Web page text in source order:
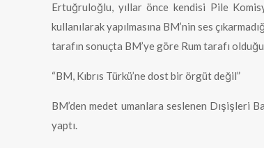
Ertuğruloğlu, yıllar önce kendisi Pile
kullanılarak yapılmasına BM’nin ses
tarafın sonuçta BM’ye göre Rum tarafı
“BM, Kıbrıs Türkü’ne dost bir örgüt değil”
BM’den medet umanlara seslenen Dışişleri
yaptı.